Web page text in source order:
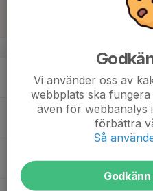
Ons
Vi använder oss av
webbplats ska
även för webbanalys
förbättra
Så